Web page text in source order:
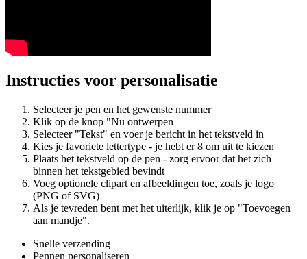
Instructies voor personalisatie
Selecteer je pen en het gewenste nummer
Klik op de knop "Nu ontwerpen
Selecteer "Tekst" en voer je bericht in het tekstveld in
Kies je favoriete lettertype - je hebt er 8 om uit te kiezen
Plaats het tekstveld op de pen - zorg ervoor dat het zich
binnen het tekstgebied bevindt
Voeg optionele clipart en afbeeldingen toe, zoals je logo
(PNG of SVG)
Als je tevreden bent met het uiterlijk, klik je op "Toevoegen
aan mandje".
Snelle verzending
Pennen personaliseren